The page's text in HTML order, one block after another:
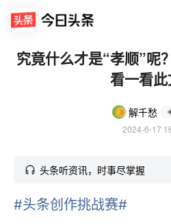
究竟什么才是“孝顺”呢
看一看
解千愁
2024-6-17
头条听资讯，时事尽掌握
#头条创作挑战赛#